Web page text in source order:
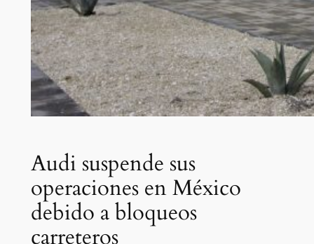
Audi suspende sus
operaciones en México
debido a bloqueos
carreteros